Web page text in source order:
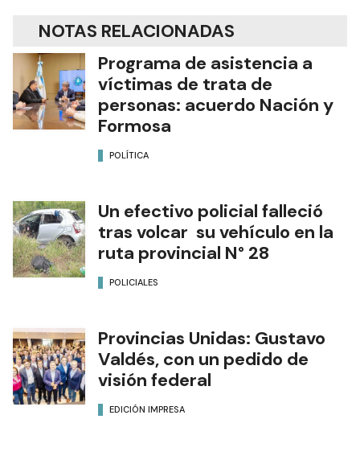
NOTAS RELACIONADAS
Programa de asistencia a
víctimas de trata de
personas: acuerdo Nación y
Formosa
POLÍTICA
Un efectivo policial falleció
tras volcar su vehículo en la
ruta provincial N° 28
POLICIALES
Provincias Unidas: Gustavo
Valdés, con un pedido de
visión federal
EDICIÓN IMPRESA